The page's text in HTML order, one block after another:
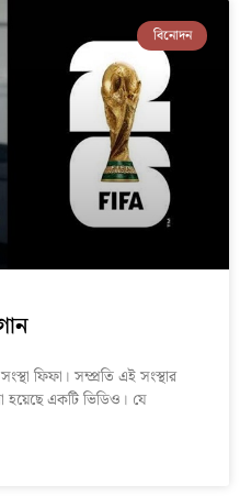
বিনোদন
ফিফা। সম্প্রতি এই সংস্থার
একটি ভিডিও। যে